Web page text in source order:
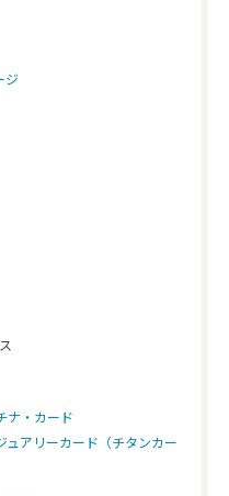
ジ
ナ・カード
アリーカード（チタンカー